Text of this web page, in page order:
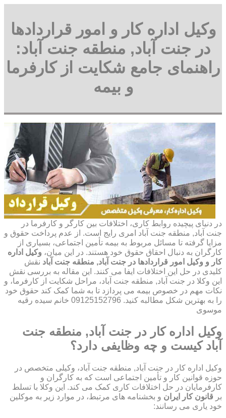
وکیل اداره کار و امور قراردادها
در جنت آباد, منطقه جنت آباد:
راهنمای جامع شکایت از کارفرما
و بیمه
در دنیای پیچیده روابط کاری، اختلافات بین کارگر و کارفرما در
جنت آباد, منطقه جنت آباد امری رایج است. از عدم پرداخت حقوق و
مزایا گرفته تا مسائل مربوط به بیمه تأمین اجتماعی، بسیاری از
کارگران به دنبال احقاق حقوق خود هستند. در این میان، وکیل اداره
کار و وکیل امور قراردادها در جنت آباد, منطقه جنت آباد نقش
کلیدی در حل این اختلافات ایفا می کنند. این مقاله به بررسی نقش
این وکلا در جنت آباد, منطقه جنت آباد، مراحل شکایت از کارفرما، و
نکات مهم در خصوص بیمه می پردازد تا به شما کمک کند حقوق خود
را به بهترین شکل مطالبه کنید. 09125152796 خانم سیده رقیه
موسوی
وکیل اداره کار در جنت آباد, منطقه جنت
آباد کیست و چه وظایفی دارد؟
وکیل اداره کار در جنت آباد, منطقه جنت آباد، وکیلی متخصص در
حوزه قوانین کار و تأمین اجتماعی است که به کارگران و
کارفرمایان در حل اختلافات کاری کمک می کند. این وکلا با تسلط
بر قانون کار ایران و بخشنامه های مرتبط، در موارد زیر به موکلین
خود یاری می رسانند: